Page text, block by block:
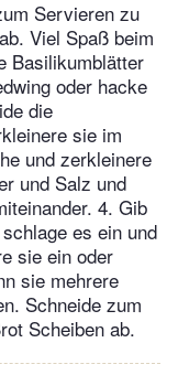
Servieren zu
Viel Spaß beim
Basilikumblätter
oder hacke
die
sie im
und zerkleinere
und Salz und
4. Gib
es ein und
sie ein oder
sie mehrere
Schneide zum
Scheiben ab.